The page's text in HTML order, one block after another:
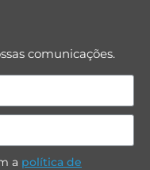
comunicações.
a política de